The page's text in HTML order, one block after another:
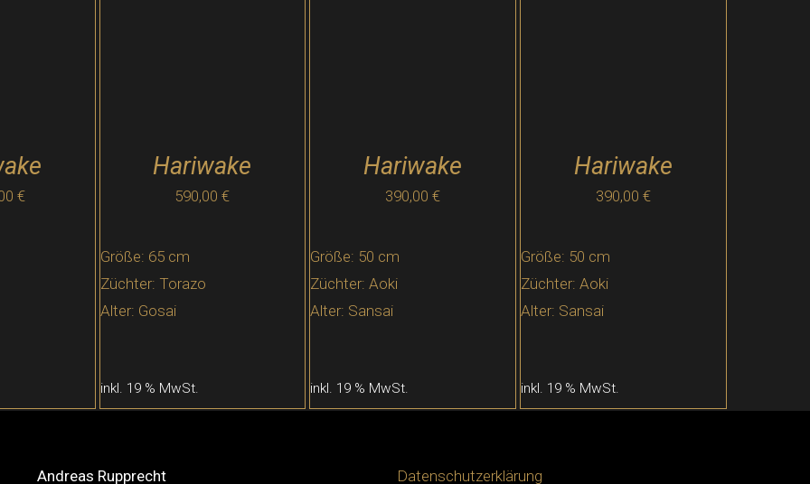
€
Hariwake
590,00€
Größe: 65 cm
Züchter: Torazo
Alter: Gosai
inkl. 19 % MwSt.
Hariwake
390,00€
Größe: 50 cm
Züchter: Aoki
Alter: Sansai
inkl. 19 % MwSt.
Hariwake
390,00€
Größe: 50 cm
Züchter: Aoki
Alter: Sansai
inkl. 19 % MwSt.
Andreas Rupprecht Datenschutzerklärung